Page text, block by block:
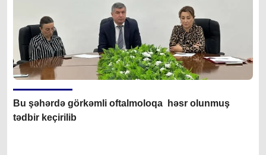
Bu şəhərdə görkəmli oftalmoloqa həsr olunmuş
tədbir keçirilib